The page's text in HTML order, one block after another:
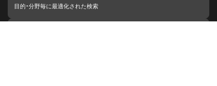
目的・分野毎に最適化された検索